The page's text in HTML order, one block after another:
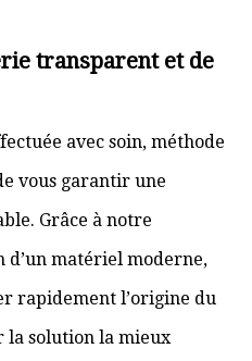
transparent et de
avec soin, méthode
vous garantir une
Grâce à notre
d’un matériel moderne,
rapidement l’origine du
la solution la mieux